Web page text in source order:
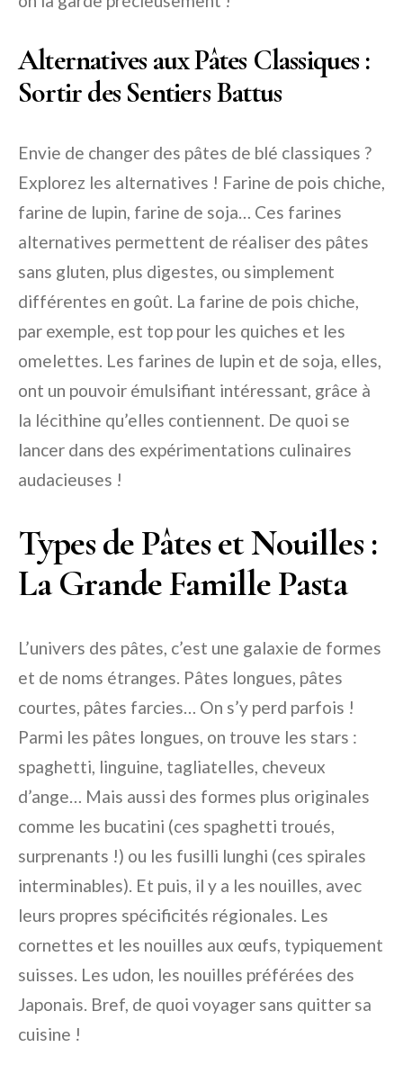
Alternatives aux Pâtes Classiques :
Sortir des Sentiers Battus
Envie de changer des pâtes de blé classiques ?
Explorez les alternatives ! Farine de pois chiche,
farine de lupin, farine de soja… Ces farines
alternatives permettent de réaliser des pâtes
sans gluten, plus digestes, ou simplement
différentes en goût. La farine de pois chiche,
par exemple, est top pour les quiches et les
omelettes. Les farines de lupin et de soja, elles,
ont un pouvoir émulsifiant intéressant, grâce à
la lécithine qu’elles contiennent. De quoi se
lancer dans des expérimentations culinaires
audacieuses !
Types de Pâtes et Nouilles :
La Grande Famille Pasta
L’univers des pâtes, c’est une galaxie de formes
et de noms étranges. Pâtes longues, pâtes
courtes, pâtes farcies… On s’y perd parfois !
Parmi les pâtes longues, on trouve les stars :
spaghetti, linguine, tagliatelles, cheveux
d’ange… Mais aussi des formes plus originales
comme les bucatini (ces spaghetti troués,
surprenants !) ou les fusilli lunghi (ces spirales
interminables). Et puis, il y a les nouilles, avec
leurs propres spécificités régionales. Les
cornettes et les nouilles aux œufs, typiquement
suisses. Les udon, les nouilles préférées des
Japonais. Bref, de quoi voyager sans quitter sa
cuisine !